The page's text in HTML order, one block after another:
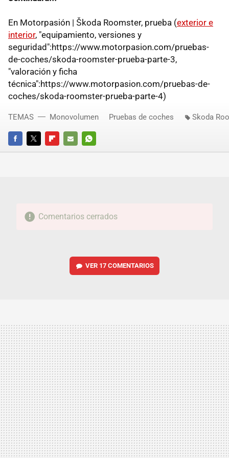
En Motorpasión | Škoda Roomster, prueba (exterior e
interior, "equipamiento, versiones y
seguridad":https://www.motorpasion.com/pruebas-
de-coches/skoda-roomster-prueba-parte-3,
"valoración y ficha
técnica":https://www.motorpasion.com/pruebas-de-
coches/skoda-roomster-prueba-parte-4)
FACEBOOKTWITTERFLIPBOARD
E-
WHATSAPP
TEMAS Monovolumen Pruebas de coches Skoda
Comentarios cerrados
VER 17 COMENTARIOS